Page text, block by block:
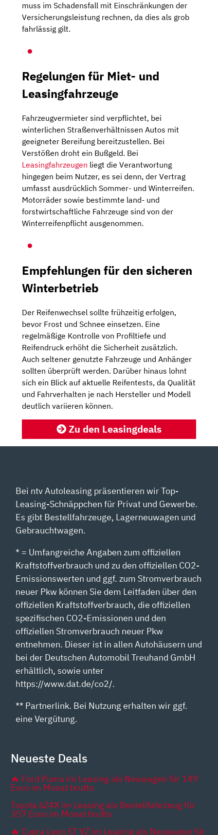
muss im Schadensfall mit Einschränkungen der
Versicherungsleistung rechnen, da dies als grob
fahrlässig gilt.
Regelungen für Miet- und
Leasingfahrzeuge
Fahrzeugvermieter sind verpflichtet, bei
winterlichen Straßenverhältnissen Autos mit
geeigneter Bereifung bereitzustellen. Bei
Verstößen droht ein Bußgeld. Bei
Leasingfahrzeugen liegt die Verantwortung
hingegen beim Nutzer, es sei denn, der Vertrag
umfasst ausdrücklich Sommer- und Winterreifen.
Motorräder sowie bestimmte land- und
forstwirtschaftliche Fahrzeuge sind von der
Winterreifenpflicht ausgenommen.
Empfehlungen für den sicheren
Winterbetrieb
Der Reifenwechsel sollte frühzeitig erfolgen,
bevor Frost und Schnee einsetzen. Eine
regelmäßige Kontrolle von Profiltiefe und
Reifendruck erhöht die Sicherheit zusätzlich.
Auch seltener genutzte Fahrzeuge und Anhänger
sollten überprüft werden. Darüber hinaus lohnt
sich ein Blick auf aktuelle Reifentests, da Qualität
und Fahrverhalten je nach Hersteller und Modell
deutlich variieren können.
Zu den Leasingdeals
Bei ntv Autoleasing präsentieren wir Top-
Leasing-Schnäppchen für Privat und Gewerbe.
Es gibt Bestellfahrzeuge, Lagerneuwagen und
Gebrauchtwagen.
* = Umfangreiche Angaben zum offiziellen
Kraftstoffverbrauch und zu den offiziellen CO2-
Emissionswerten und ggf. zum Stromverbrauch
neuer Pkw können Sie dem Leitfaden über den
offiziellen Kraftstoffverbrauch, die offiziellen
spezifischen CO2-Emissionen und den
offiziellen Stromverbrauch neuer Pkw
entnehmen. Dieser ist in allen Autohäusern und
bei der Deutschen Automobil Treuhand GmbH
erhältlich, sowie unter
https://www.dat.de/co2/.
** Partnerlink. Bei Nutzung erhalten wir ggf.
eine Vergütung.
Neueste Deals
🔥 Ford Puma im Leasing als Neuwagen für 149
Euro im Monat brutto
Toyota bZ4X im Leasing als Bestellfahrzeug für
357 Euro im Monat brutto
🔥 Cupra Leon ST VZ im Leasing als Neuwagen für